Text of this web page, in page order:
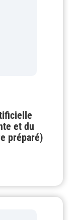
et du
préparé)